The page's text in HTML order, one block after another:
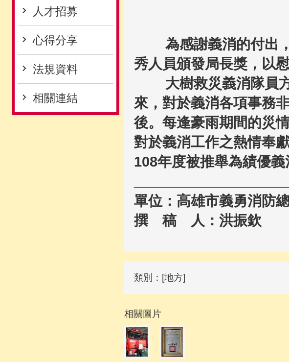
人才招募
心得分享
法規資料
相關連結
為感謝義消的付出，
秀人員頒發局長獎，以
大樹救災義消隊員方
來，對於義消各項事務
後。每逢豪雨期間的災
對於義消工作之熱情奉
108年度被推舉為績優義
單位：高雄市義勇消防
撰 稿 人：洪振欽
類別：[地方]
相關圖片